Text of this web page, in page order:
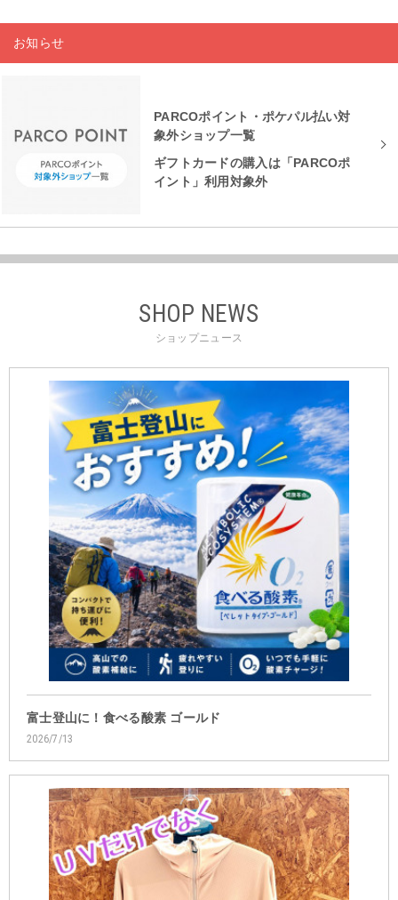
お知らせ
PARCOポイント・ポケパル払い対
象外ショップ一覧
ギフトカードの購入は「PARCOポ
イント」利用対象外
SHOP NEWS
ショップニュース
富士登山に！食べる酸素 ゴールド
2026/7/13